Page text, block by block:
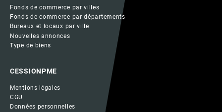
Fonds de commerce par villes
Fonds de commerce par départements
Bureaux et locaux par ville
Nouvelles annonces
Type de biens
CESSIONPME
Mentions légales
CGU
Données personnelles